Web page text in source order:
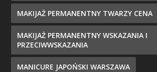
MAKIJAŻ PERMANENTNY TWARZY CENA
MAKIJAŻ PERMANENTNY WSKAZANIA I
PRZECIWWSKAZANIA
MANICURE JAPOŃSKI WARSZAWA